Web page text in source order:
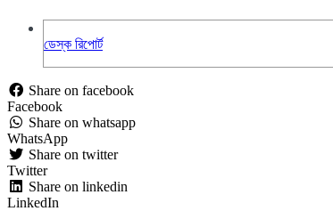
ডেস্ক রিপোর্ট
Share on facebook
Facebook
Share on whatsapp
WhatsApp
Share on twitter
Twitter
Share on linkedin
LinkedIn